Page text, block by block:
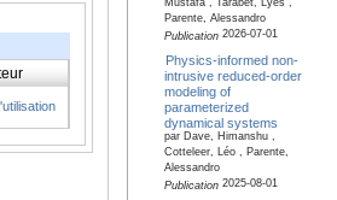
Mustafa , Tarabet, Lyes ,
Parente, Alessandro
Publication2026-07-01
Physics-informed non-
intrusive reduced-order
modeling of
parameterized
dynamical systems
par Dave, Himanshu ,
Cotteleer, Léo , Parente,
Alessandro
Publication2025-08-01